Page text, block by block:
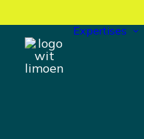
Expertises